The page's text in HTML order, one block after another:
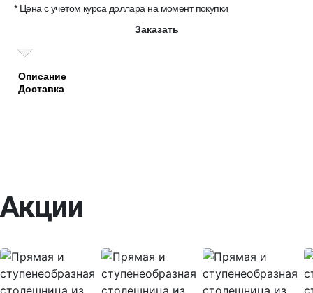
* Цена с учетом курса доллара на момент покупки
Заказать
Описание
Доставка
Акции